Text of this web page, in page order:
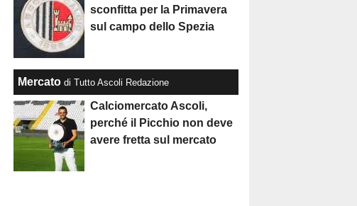
sconfitta per la Primavera
sul campo dello Spezia
Mercato di Tutto Ascoli Redazione
Calciomercato Ascoli,
perché il Picchio non deve
avere fretta sul mercato